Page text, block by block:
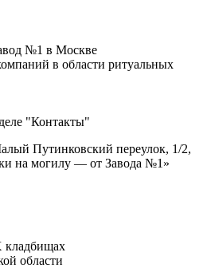
№1 в Москве
в области ритуальных
"Контакты"
Путинковский переулок, 1/2,
на могилу — от Завода №1»
кладбищах
области